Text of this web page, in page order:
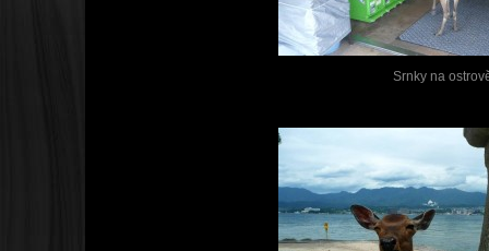
Srnky na